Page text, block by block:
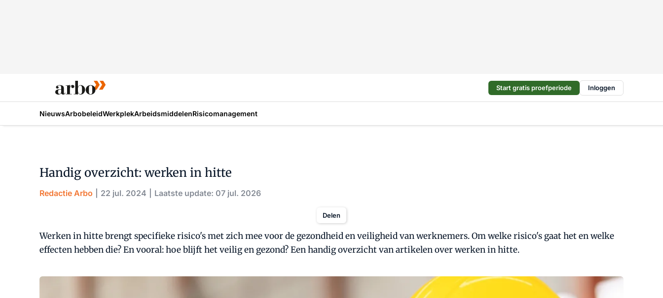
Start gratis proefperiode Inloggen
NieuwsArbobeleidWerkplekArbeidsmiddelenRisicomanagement
Handig overzicht: werken in hitte
Redactie Arbo 22 jul. 2024 Laatste update: 07 jul. 2026
Delen
Werken in hitte brengt specifieke risico's met zich mee voor de gezondheid en veiligheid van werknemers. Om welke risico's gaat het en welke
effecten hebben die? En vooral: hoe blijft het veilig en gezond? Een handig overzicht van artikelen over werken in hitte.